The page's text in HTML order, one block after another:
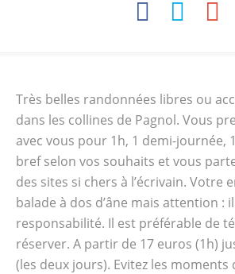
Très belles randonnées libres ou
dans les collines de Pagnol. Vous
avec vous pour 1h, 1 demi-journée,
bref selon vos souhaits et vous
des sites si chers à l’écrivain. Votre
balade à dos d’âne mais attention :
responsabilité. Il est préférable de
réserver. A partir de 17 euros (1h)
(les deux jours). Evitez les moments